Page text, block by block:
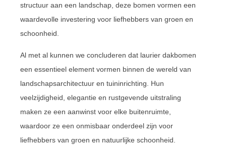
structuur aan een landschap, deze bomen vormen een
waardevolle investering voor liefhebbers van groen en
schoonheid.
Al met al kunnen we concluderen dat laurier dakbomen
een essentieel element vormen binnen de wereld van
landschapsarchitectuur en tuininrichting. Hun
veelzijdigheid, elegantie en rustgevende uitstraling
maken ze een aanwinst voor elke buitenruimte,
waardoor ze een onmisbaar onderdeel zijn voor
liefhebbers van groen en natuurlijke schoonheid.